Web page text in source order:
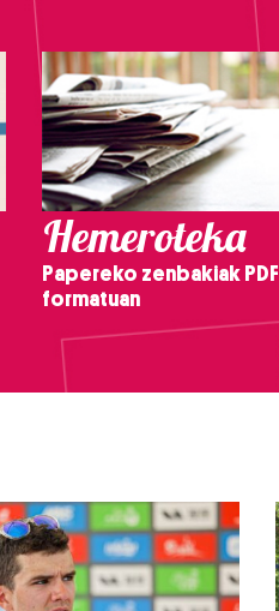
Hemeroteka
Papereko zenbakiak PDF
formatuan